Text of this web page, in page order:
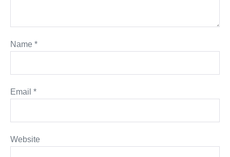
Name *
Email *
Website